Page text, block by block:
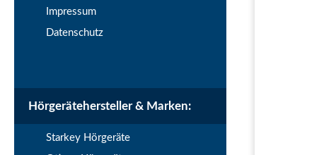
Impressum
Datenschutz
Hörgerätehersteller & Marken:
Starkey Hörgeräte